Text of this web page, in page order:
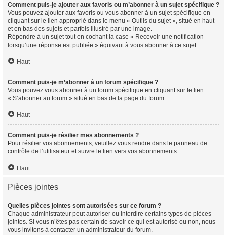
Comment puis-je ajouter aux favoris ou m’abonner à un sujet spécifique ?
Vous pouvez ajouter aux favoris ou vous abonner à un sujet spécifique en
cliquant sur le lien approprié dans le menu « Outils du sujet », situé en haut
et en bas des sujets et parfois illustré par une image.
Répondre à un sujet tout en cochant la case « Recevoir une notification
lorsqu’une réponse est publiée » équivaut à vous abonner à ce sujet.
Haut
Comment puis-je m’abonner à un forum spécifique ?
Vous pouvez vous abonner à un forum spécifique en cliquant sur le lien
« S’abonner au forum » situé en bas de la page du forum.
Haut
Comment puis-je résilier mes abonnements ?
Pour résilier vos abonnements, veuillez vous rendre dans le panneau de
contrôle de l’utilisateur et suivre le lien vers vos abonnements.
Haut
Pièces jointes
Quelles pièces jointes sont autorisées sur ce forum ?
Chaque administrateur peut autoriser ou interdire certains types de pièces
jointes. Si vous n’êtes pas certain de savoir ce qui est autorisé ou non, nous
vous invitons à contacter un administrateur du forum.